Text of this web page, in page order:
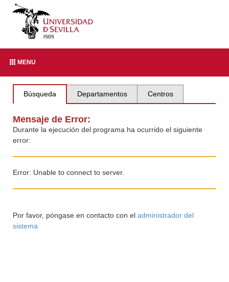
MENU
Búsqueda Departamentos Centros
Mensaje de Error:
Durante la ejecución del programa ha ocurrido el siguiente
error:
Error: Unable to connect to server.
Por favor, póngase en contacto con eladministrador del
sistema